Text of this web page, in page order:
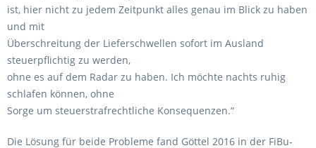
ist, hier nicht zu jedem Zeitpunkt alles genau im Blick zu haben
und mit
Überschreitung der Lieferschwellen sofort im Ausland
steuerpflichtig zu werden,
ohne es auf dem Radar zu haben. Ich möchte nachts ruhig
schlafen können, ohne
Sorge um steuerstrafrechtliche Konsequenzen.“
Die Lösung für beide Probleme fand Göttel 2016 in der FiBu-